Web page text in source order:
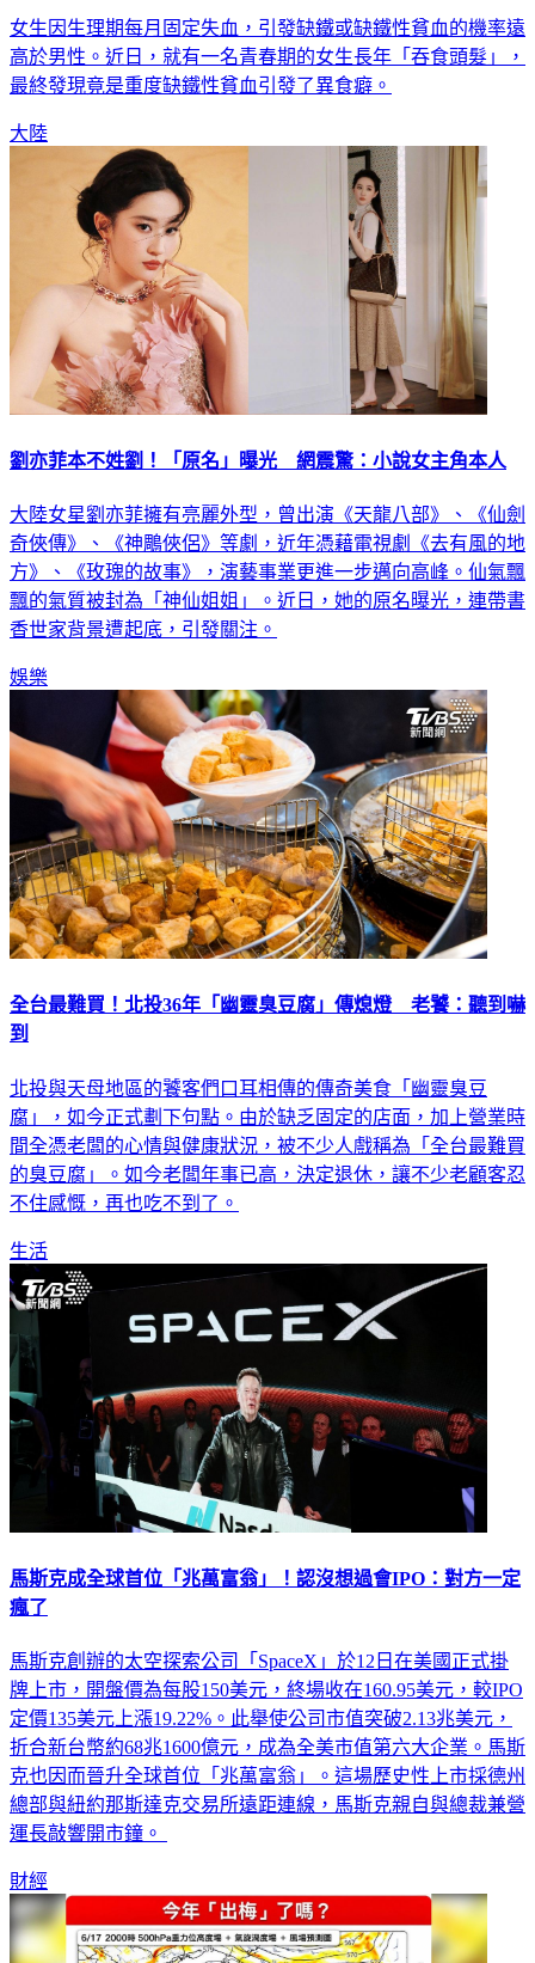
女生因生理期每月固定失血，引發缺鐵或缺鐵性貧血的機率遠
高於男性。近日，就有一名青春期的女生長年「吞食頭髮」，
最終發現竟是重度缺鐵性貧血引發了異食癖。
大陸
劉亦菲本不姓劉！「原名」曝光 網震驚：小說女主角本人
大陸女星劉亦菲擁有亮麗外型，曾出演《天龍八部》、《仙劍
奇俠傳》、《神鵰俠侶》等劇，近年憑藉電視劇《去有風的地
方》、《玫瑰的故事》，演藝事業更進一步邁向高峰。仙氣飄
飄的氣質被封為「神仙姐姐」。近日，她的原名曝光，連帶書
香世家背景遭起底，引發關注。
娛樂
全台最難買！北投36年「幽靈臭豆腐」傳熄燈 老饕：聽到嚇
到
北投與天母地區的饕客們口耳相傳的傳奇美食「幽靈臭豆
腐」，如今正式劃下句點。由於缺乏固定的店面，加上營業時
間全憑老闆的心情與健康狀況，被不少人戲稱為「全台最難買
的臭豆腐」。如今老闆年事已高，決定退休，讓不少老顧客忍
不住感慨，再也吃不到了。
生活
馬斯克成全球首位「兆萬富翁」！認沒想過會IPO：對方一定
瘋了
馬斯克創辦的太空探索公司「SpaceX」於12日在美國正式掛
牌上市，開盤價為每股150美元，終場收在160.95美元，較IPO
定價135美元上漲19.22%。此舉使公司市值突破2.13兆美元，
折合新台幣約68兆1600億元，成為全美市值第六大企業。馬斯
克也因而晉升全球首位「兆萬富翁」。這場歷史性上市採德州
總部與紐約那斯達克交易所遠距連線，馬斯克親自與總裁兼營
運長敲響開市鐘。
財經